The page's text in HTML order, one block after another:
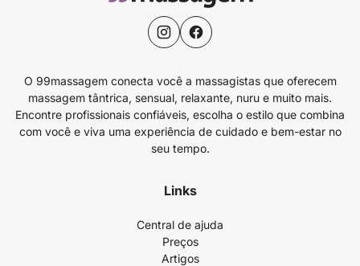
O 99massagem conecta você a massagistas que oferecem
massagem tântrica, sensual, relaxante, nuru e muito mais.
Encontre profissionais confiáveis, escolha o estilo que combina
com você e viva uma experiência de cuidado e bem-estar no
seu tempo.
Links
Central de ajuda
Preços
Artigos